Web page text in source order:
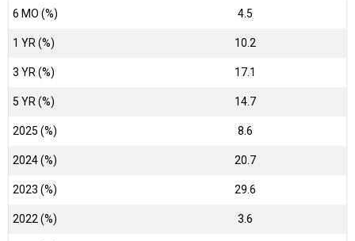
6 MO (%) 4.5
1 YR (%) 10.2
3 YR (%) 17.1
5 YR (%) 14.7
2025 (%) 8.6
2024 (%) 20.7
2023 (%) 29.6
2022 (%) 3.6